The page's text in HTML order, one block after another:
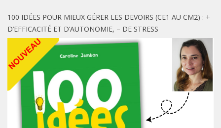
100 IDÉES POUR MIEUX GÉRER LES DEVOIRS (CE1 AU CM2) : +
D’EFFICACITÉ ET D’AUTONOMIE, – DE STRESS